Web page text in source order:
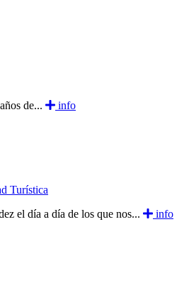
de...
info
Turística
el día a día de los que nos...
info